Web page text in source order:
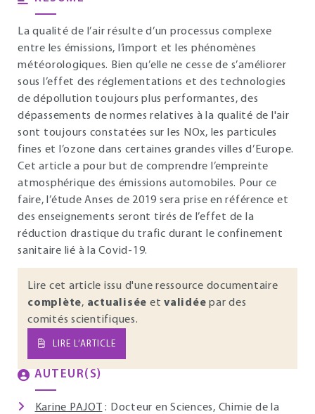
La qualité de l’air résulte d’un processus complexe
entre les émissions, l’import et les phénomènes
météorologiques. Bien qu’elle ne cesse de s’améliorer
sous l’effet des réglementations et des technologies
de dépollution toujours plus performantes, des
dépassements de normes relatives à la qualité de l'air
sont toujours constatées sur les NOx, les particules
fines et l’ozone dans certaines grandes villes d’Europe.
Cet article a pour but de comprendre l’empreinte
atmosphérique des émissions automobiles. Pour ce
faire, l’étude Anses de 2019 sera prise en référence et
des enseignements seront tirés de l’effet de la
réduction drastique du trafic durant le confinement
sanitaire lié à la Covid-19.
Lire cet article issu d'une ressource documentaire
complète, actualisée et validée par des
comités scientifiques.
LIRE L’ARTICLE
AUTEUR(S)
Karine PAJOT
: Docteur en Sciences, Chimie de la